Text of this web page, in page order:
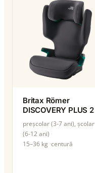
Britax Römer
DISCOVERY PLUS 2
preșcolar (3-7 ani), școlar
(6-12 ani)
15–36 kg centură